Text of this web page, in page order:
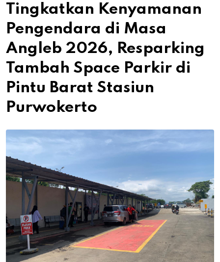
Tingkatkan Kenyamanan
Pengendara di Masa
Angleb 2026, Resparking
Tambah Space Parkir di
Pintu Barat Stasiun
Purwokerto